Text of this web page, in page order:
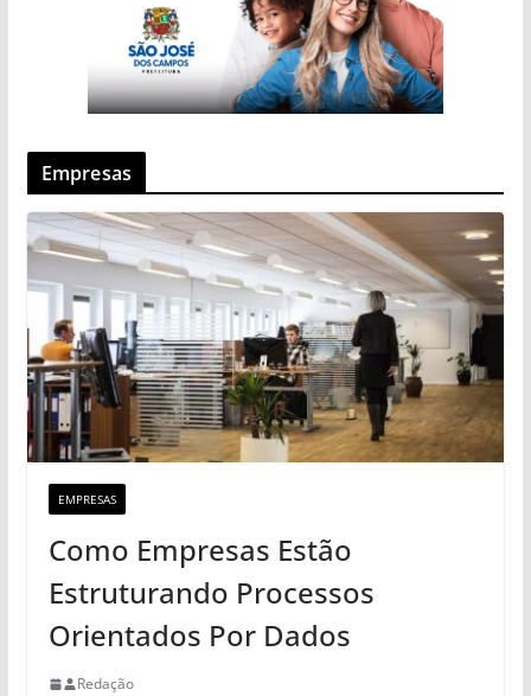
Empresas
EMPRESAS
Como Empresas Estão
Estruturando Processos
Orientados Por Dados
Redação